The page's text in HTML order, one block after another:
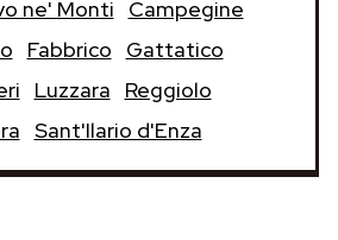
ne' Monti
Campegine
Fabbrico
Gattatico
Luzzara
Reggiolo
Sant'Ilario d'Enza